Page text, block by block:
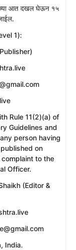
आत दखल घेऊन १५
1):
Publisher)
Rule 11(2)(a) of
Guidelines and
person having
on
to the
Officer.
(Editor &
India.